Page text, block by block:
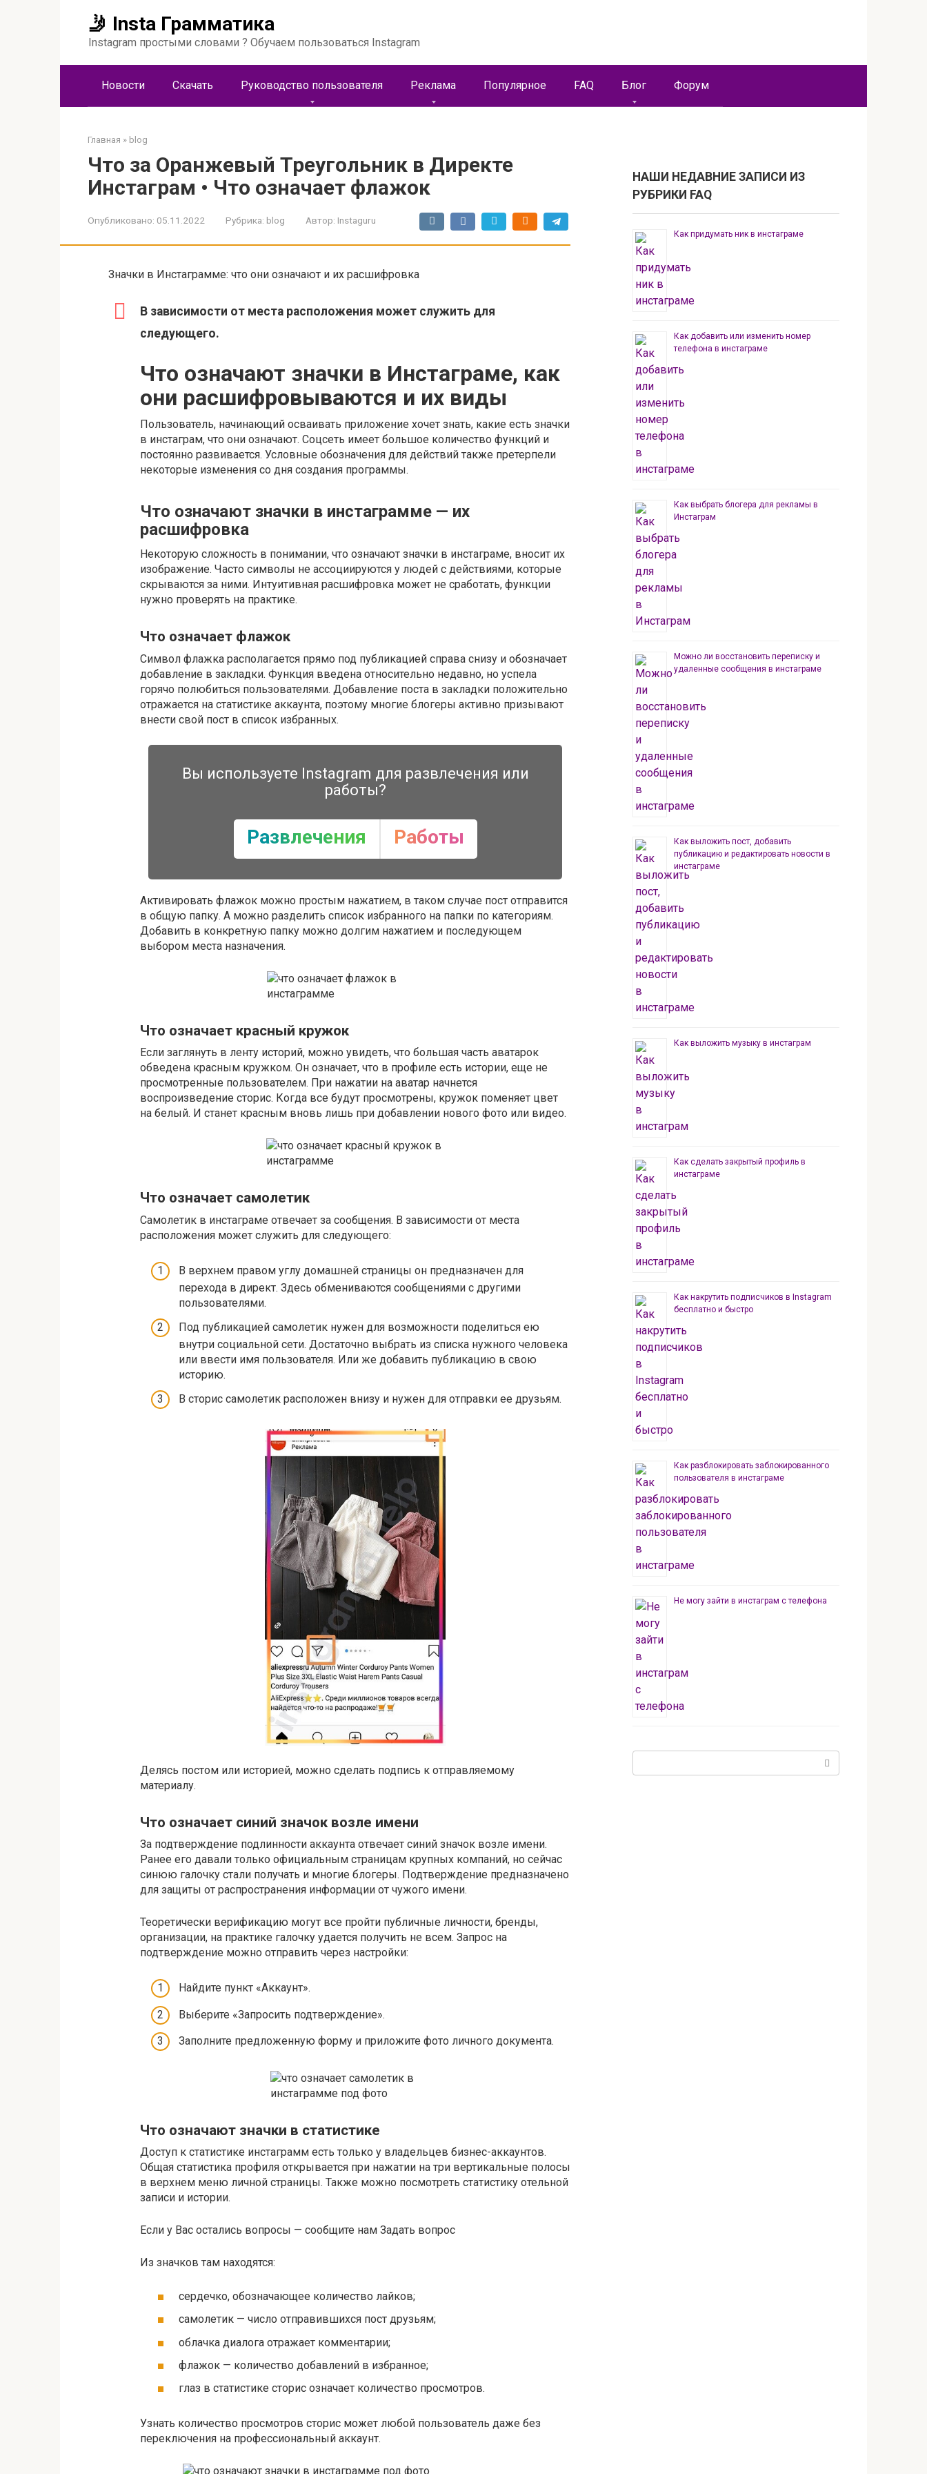
🤳 Insta Грамматика
Instagram простыми словами ? Обучаем пользоваться Instagram
Новости Скачать Руководство пользователя Реклама Популярное FAQ Блог Форум
Главная » blog
Что за Оранжевый Треугольник в Директе
Инстаграм • Что означает флажок
Опубликовано: 05.11.2022 Рубрика: blog Автор: Instaguru
Значки в Инстаграмме: что они означают и их расшифровка
В зависимости от места расположения может служить для
следующего.
Что означают значки в Инстаграме, как
они расшифровываются и их виды
Пользователь, начинающий осваивать приложение хочет знать, какие есть значки
в инстаграм, что они означают. Соцсеть имеет большое количество функций и
постоянно развивается. Условные обозначения для действий также претерпели
некоторые изменения со дня создания программы.
Что означают значки в инстаграмме — их
расшифровка
Некоторую сложность в понимании, что означают значки в инстаграме, вносит их
изображение. Часто символы не ассоциируются у людей с действиями, которые
скрываются за ними. Интуитивная расшифровка может не сработать, функции
нужно проверять на практике.
Что означает флажок
Символ флажка располагается прямо под публикацией справа снизу и обозначает
добавление в закладки. Функция введена относительно недавно, но успела
горячо полюбиться пользователями. Добавление поста в закладки положительно
отражается на статистике аккаунта, поэтому многие блогеры активно призывают
внести свой пост в список избранных.
Вы используете Instagram для развлечения или
работы?
Развлечения Работы
Активировать флажок можно простым нажатием, в таком случае пост отправится
в общую папку. А можно разделить список избранного на папки по категориям.
Добавить в конкретную папку можно долгим нажатием и последующем
выбором места назначения.
Что означает красный кружок
Если заглянуть в ленту историй, можно увидеть, что большая часть аватарок
обведена красным кружком. Он означает, что в профиле есть истории, еще не
просмотренные пользователем. При нажатии на аватар начнется
воспроизведение сторис. Когда все будут просмотрены, кружок поменяет цвет
на белый. И станет красным вновь лишь при добавлении нового фото или видео.
Что означает самолетик
Самолетик в инстаграме отвечает за сообщения. В зависимости от места
расположения может служить для следующего:
В верхнем правом углу домашней страницы он предназначен для
перехода в директ. Здесь обмениваются сообщениями с другими
пользователями.
Под публикацией самолетик нужен для возможности поделиться ею
внутри социальной сети. Достаточно выбрать из списка нужного человека
или ввести имя пользователя. Или же добавить публикацию в свою
историю.
В сторис самолетик расположен внизу и нужен для отправки ее друзьям.
Делясь постом или историей, можно сделать подпись к отправляемому
материалу.
Что означает синий значок возле имени
За подтверждение подлинности аккаунта отвечает синий значок возле имени.
Ранее его давали только официальным страницам крупных компаний, но сейчас
синюю галочку стали получать и многие блогеры. Подтверждение предназначено
для защиты от распространения информации от чужого имени.
Теоретически верификацию могут все пройти публичные личности, бренды,
организации, на практике галочку удается получить не всем. Запрос на
подтверждение можно отправить через настройки:
Найдите пункт «Аккаунт».
Выберите «Запросить подтверждение».
Заполните предложенную форму и приложите фото личного документа.
Что означают значки в статистике
Доступ к статистике инстаграмм есть только у владельцев бизнес-аккаунтов.
Общая статистика профиля открывается при нажатии на три вертикальные полосы
в верхнем меню личной страницы. Также можно посмотреть статистику отельной
записи и истории.
Если у Вас остались вопросы — сообщите нам Задать вопрос
Из значков там находятся:
сердечко, обозначающее количество лайков;
самолетик — число отправившихся пост друзьям;
облачка диалога отражает комментарии;
флажок — количество добавлений в избранное;
глаз в статистике сторис означает количество просмотров.
Узнать количество просмотров сторис может любой пользователь даже без
переключения на профессиональный аккаунт.
НАШИ НЕДАВНИЕ ЗАПИСИ ИЗ
РУБРИКИ FAQ
Как придумать ник в инстаграме
Как добавить или изменить номер
телефона в инстаграме
Как выбрать блогера для рекламы в
Инстаграм
Можно ли восстановить переписку и
удаленные сообщения в инстаграме
Как выложить пост, добавить
публикацию и редактировать новости в
инстаграме
Как выложить музыку в инстаграм
Как сделать закрытый профиль в
инстаграме
Как накрутить подписчиков в Instagram
бесплатно и быстро
Как разблокировать заблокированного
пользователя в инстаграме
Не могу зайти в инстаграм с телефона